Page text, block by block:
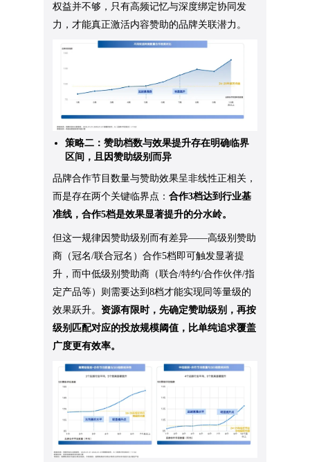
权益并不够，只有高频记忆与深度绑定协同发
力，才能真正激活内容赞助的品牌关联潜力。
策略二：赞助档数与效果提升存在明确临界
区间，且因赞助级别而异
品牌合作节目数量与赞助效果呈非线性正相关，
而是存在两个关键临界点：合作3档达到行业基
准线，合作5档是效果显著提升的分水岭。
但这一规律因赞助级别而有差异——高级别赞助
商（冠名/联合冠名）合作5档即可触发显著提
升，而中低级别赞助商（联合/特约/合作伙伴/指
定产品等）则需要达到8档才能实现同等量级的
效果跃升。资源有限时，先确定赞助级别，再按
级别匹配对应的投放规模阈值，比单纯追求覆盖
广度更有效率。